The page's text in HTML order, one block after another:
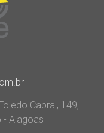
Cabral, 149,
- Alagoas